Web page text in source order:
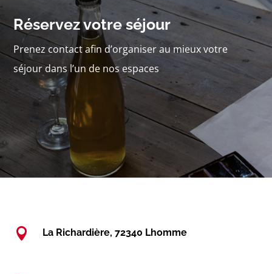
Réservez votre séjour
Prenez contact afin d’organiser au mieux votre
séjour dans l’un de nos espaces
 La Richardière, 72340 Lhomme